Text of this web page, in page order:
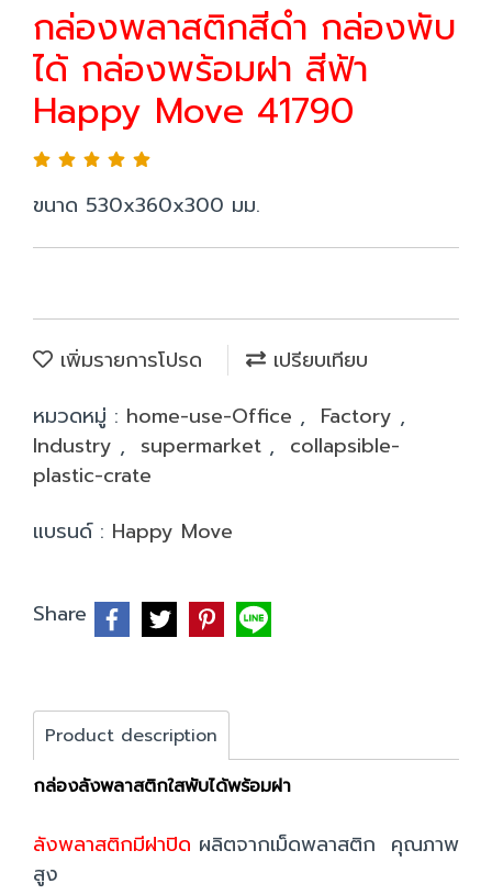
กล่องพลาสติกสีดำ กล่องพับ
ได้ กล่องพร้อมฝา สีฟ้า
Happy Move 41790
ขนาด 530x360x300 มม.
เพิ่มรายการโปรด
เปรียบเทียบ
หมวดหมู่ : home-use-Office , Factory ,
Industry , supermarket , collapsible-
plastic-crate
แบรนด์ : Happy Move
Share
Product description
กล่องลังพลาสติกใสพับได้พร้อมฝา
ลังพลาสติกมีฝาปิด ผลิตจากเม็ดพลาสติก คุณภาพ
สูง